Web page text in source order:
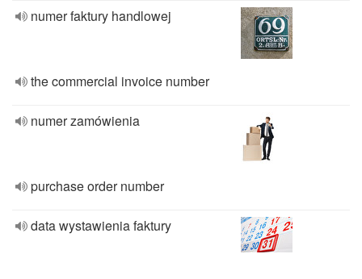
numer faktury handlowej
the commercial invoice number
numer zamówienia
purchase order number
data wystawienia faktury